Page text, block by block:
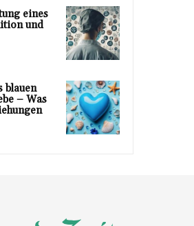
eines
und
blauen
– Was